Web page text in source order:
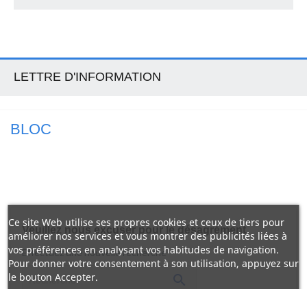
LETTRE D'INFORMATION
BLOC
Veuillez nous excuser pour le désagrément.
Effectuez une nouvelle recherche
Ce site Web utilise ses propres cookies et ceux de tiers pour
améliorer nos services et vous montrer des publicités liées à
vos préférences en analysant vos habitudes de navigation.
Pour donner votre consentement à son utilisation, appuyez sur
le bouton Accepter.